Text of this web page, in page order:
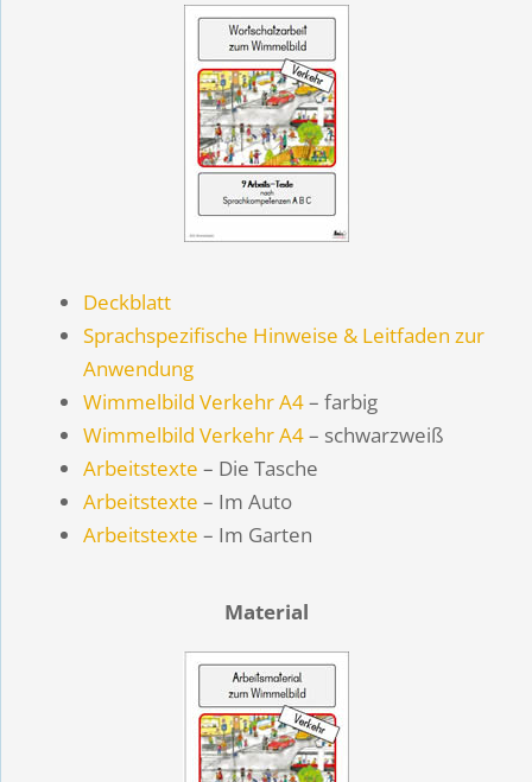
Deckblatt
Sprachspezifische Hinweise & Leitfaden zur
Anwendung
Wimmelbild Verkehr A4– farbig
Wimmelbild Verkehr A4– schwarzweiß
Arbeitstexte – Die Tasche
Arbeitstexte – Im Auto
Arbeitstexte – Im Garten
Material